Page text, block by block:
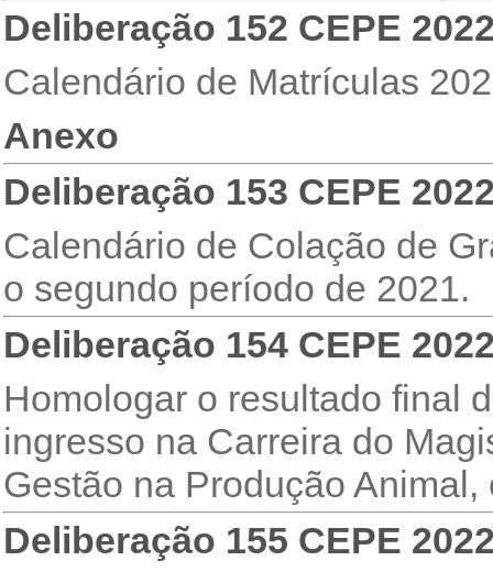
Deliberação 152 CEPE
Calendário de Matrículas
Anexo
Deliberação 153 CEPE
Calendário de Colação de
o segundo período de 2021.
Deliberação 154 CEPE
Homologar o resultado final
ingresso na Carreira do
Gestão na Produção
Deliberação 155 CEPE